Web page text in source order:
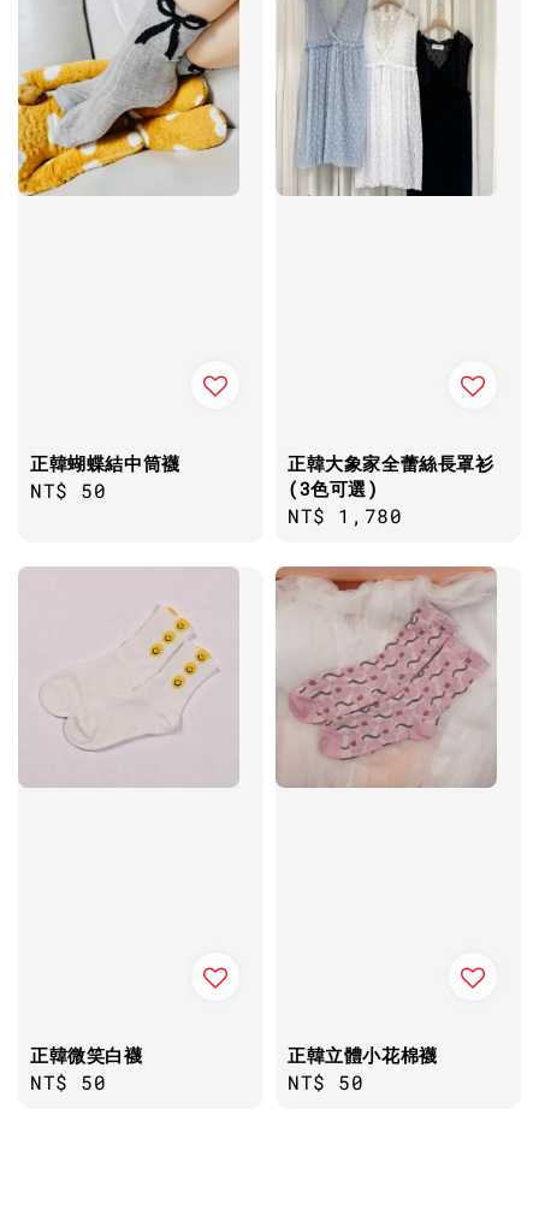
正韓蝴蝶結中筒襪
Regular
NT$ 50
正韓大象家全蕾絲長罩衫
(3色可選)
Regular
NT$ 1,780
正韓微笑白襪
Regular
NT$ 50
正韓立體小花棉襪
Regular
NT$ 50